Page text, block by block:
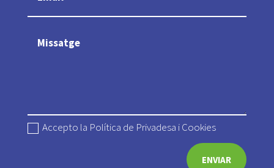
Accepto la Política de Privadesa i Cookies
ENVIAR